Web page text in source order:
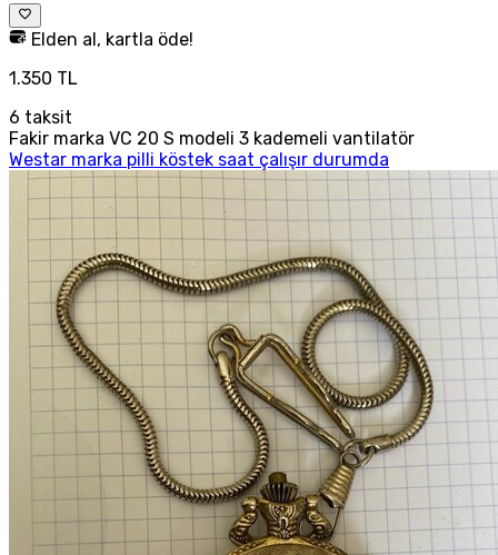
Elden al, kartla öde!
1.350 TL
6 taksit
Fakir marka VC 20 S modeli 3 kademeli vantilatör
Westar marka pilli köstek saat çalışır durumda